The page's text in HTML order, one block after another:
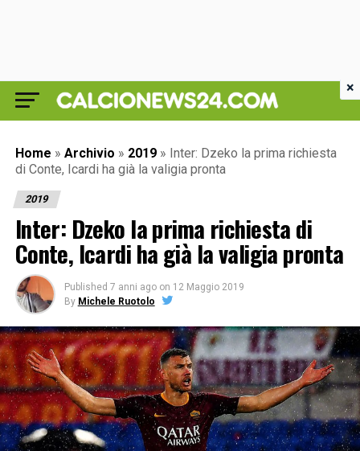
Home » Archivio » 2019 » Inter: Dzeko la prima richiesta
di Conte, Icardi ha già la valigia pronta
2019
Inter: Dzeko la prima richiesta di
Conte, Icardi ha già la valigia pronta
Published 7 anni ago on 12 Maggio 2019
By Michele Ruotolo
×